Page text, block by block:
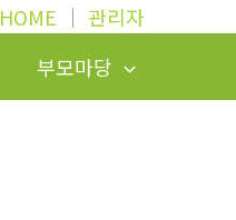
HOME │ 관리자
부모마당